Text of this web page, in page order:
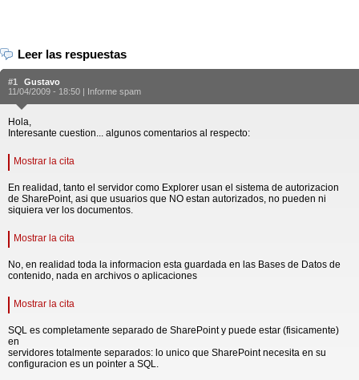
Leer las respuestas
#1
Gustavo
11/04/2009 - 18:50 | Informe spam
Hola,
Interesante cuestion... algunos comentarios al respecto:
Mostrar la cita
En realidad, tanto el servidor como Explorer usan el sistema de autorizacion
de SharePoint, asi que usuarios que NO estan autorizados, no pueden ni
siquiera ver los documentos.
Mostrar la cita
No, en realidad toda la informacion esta guardada en las Bases de Datos de
contenido, nada en archivos o aplicaciones
Mostrar la cita
SQL es completamente separado de SharePoint y puede estar (fisicamente)
en
servidores totalmente separados: lo unico que SharePoint necesita en su
configuracion es un pointer a SQL.